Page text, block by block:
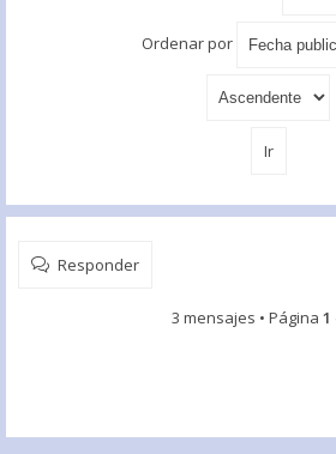
Ordenar por
Responder
3 mensajes • Página 1